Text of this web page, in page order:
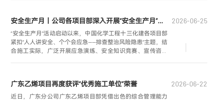
安全生产月丨公司各项目部深入开展“安全生产月”系列活动 2026-06-25
“安全生产月”活动启动以来，中国化学工程十三化建各项目部
紧扣“人人讲安全、个个会应急——排查整治风险隐患”主题，结
合施工实际，广泛开展应急演练、安全知识竞赛、宣传咨询
广东乙烯项目再度获评“优秀施工单位”荣誉 2026-06-22
近日，广东分公司广东乙烯项目部凭借出色的综合管理能力